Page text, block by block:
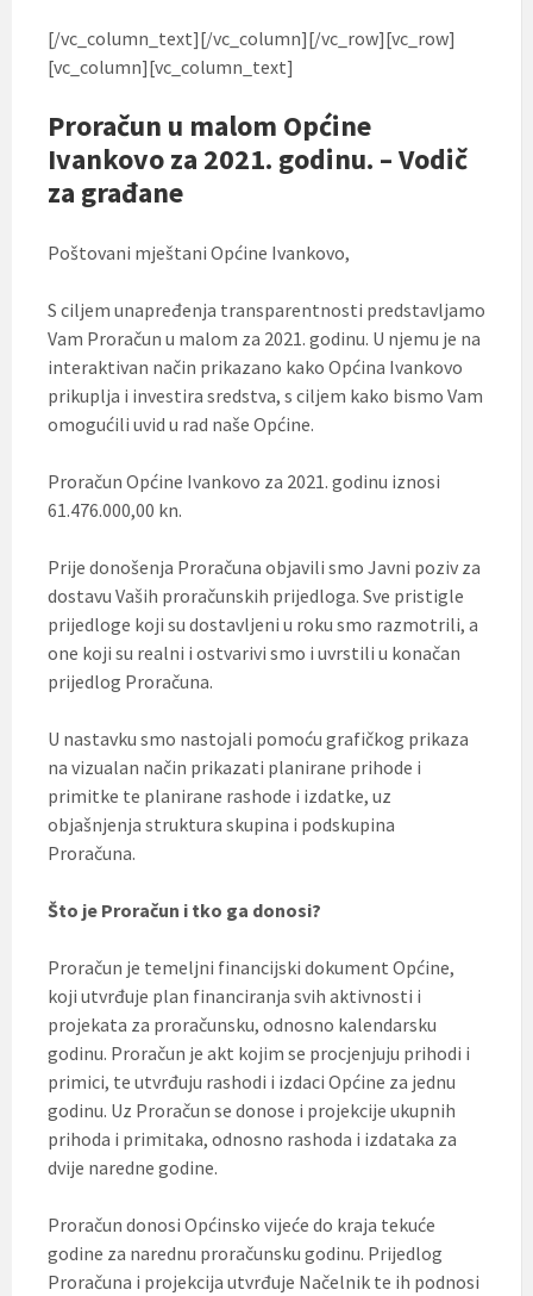
[/vc_column_text][/vc_column][/vc_row][vc_row]
[vc_column][vc_column_text]
Proračun u malom Općine
Ivankovo za 2021. godinu. – Vodič
za građane
Poštovani mještani Općine Ivankovo,
S ciljem unapređenja transparentnosti predstavljamo
Vam Proračun u malom za 2021. godinu. U njemu je na
interaktivan način prikazano kako Općina Ivankovo
prikuplja i investira sredstva, s ciljem kako bismo Vam
omogućili uvid u rad naše Općine.
Proračun Općine Ivankovo za 2021. godinu iznosi
61.476.000,00 kn.
Prije donošenja Proračuna objavili smo Javni poziv za
dostavu Vaših proračunskih prijedloga. Sve pristigle
prijedloge koji su dostavljeni u roku smo razmotrili, a
one koji su realni i ostvarivi smo i uvrstili u konačan
prijedlog Proračuna.
U nastavku smo nastojali pomoću grafičkog prikaza
na vizualan način prikazati planirane prihode i
primitke te planirane rashode i izdatke, uz
objašnjenja struktura skupina i podskupina
Proračuna.
Što je Proračun i tko ga donosi?
Proračun je temeljni financijski dokument Općine,
koji utvrđuje plan financiranja svih aktivnosti i
projekata za proračunsku, odnosno kalendarsku
godinu. Proračun je akt kojim se procjenjuju prihodi i
primici, te utvrđuju rashodi i izdaci Općine za jednu
godinu. Uz Proračun se donose i projekcije ukupnih
prihoda i primitaka, odnosno rashoda i izdataka za
dvije naredne godine.
Proračun donosi Općinsko vijeće do kraja tekuće
godine za narednu proračunsku godinu. Prijedlog
Proračuna i projekcija utvrđuje Načelnik te ih podnosi